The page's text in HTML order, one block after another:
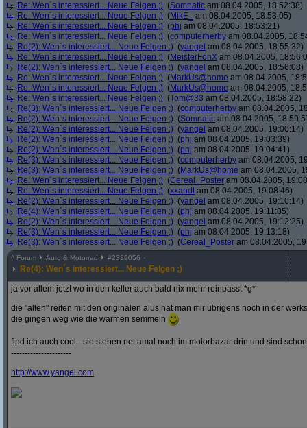
Re: Wen´s interessiert... Neue Felgen ;) (Somnatic am 08.04.2005, 18:52:38)
Re: Wen´s interessiert... Neue Felgen ;) (MikE_
am 08.04.2005, 18:53:05)
Re: Wen´s interessiert... Neue Felgen ;) (phj am 08.04.2005, 18:53:21)
Re: Wen´s interessiert... Neue Felgen ;) (computerherby am 08.04.2005,
Re(2): Wen´s interessiert... Neue Felgen ;) (yangel am 08.04.2005, 18:55:32)
Re: Wen´s interessiert... Neue Felgen ;) (MeisterFonX am 08.04.2005,
Re(2): Wen´s interessiert... Neue Felgen ;) (yangel am 08.04.2005, 18:56:08)
Re: Wen´s interessiert... Neue Felgen ;) (MarkUs@home am 08.04.2005,
Re: Wen´s interessiert... Neue Felgen ;) (MarkUs@home am 08.04.2005,
Re: Wen´s interessiert... Neue Felgen ;) (Tom@33 am 08.04.2005, 18:58:22)
Re(3): Wen´s interessiert... Neue Felgen ;) (computerherby am 08.04.2005,
Re(2): Wen´s interessiert... Neue Felgen ;) (Somnatic am 08.04.2005,
Re(2): Wen´s interessiert... Neue Felgen ;) (yangel am 08.04.2005, 19:00:14)
Re(2): Wen´s interessiert... Neue Felgen ;) (phj am 08.04.2005, 19:03:39)
Re(2): Wen´s interessiert... Neue Felgen ;) (phj am 08.04.2005, 19:04:41)
Re(3): Wen´s interessiert... Neue Felgen ;) (computerherby am 08.04.2005,
Re(3): Wen´s interessiert... Neue Felgen ;) (MarkUs@home am 08.04.2005,
Re: Wen´s interessiert... Neue Felgen ;) (Cereal_Poster am 08.04.2005,
Re: Wen´s interessiert... Neue Felgen ;) (xxandl am 08.04.2005, 19:08:46)
Re(2): Wen´s interessiert... Neue Felgen ;) (yangel am 08.04.2005, 19:10:14)
Re(4): Wen´s interessiert... Neue Felgen ;) (phj am 08.04.2005, 19:11:05)
Re(2): Wen´s interessiert... Neue Felgen ;) (yangel am 08.04.2005, 19:12:25)
Re(3): Wen´s interessiert... Neue Felgen ;) (phj am 08.04.2005, 19:13:18)
Re(3): Wen´s interessiert... Neue Felgen ;) (Cereal_Poster am 08.04.2005,
^ Forum Auto & Motorrad #2339056
Re(4): Wen´s interessiert... Neue Felgen ;)
ja vor allem jetzt wo in den keller auch bald nix mehr reinpasst *g*
die "alten" reifen mit den originalen alus hat man mir übrigens noch in der
die gingen weg wie die warmen semmeln
find ich auch cool - sie stehen net amal noch im motorbazar drin und sind
----------------------
http://www.yangel.com